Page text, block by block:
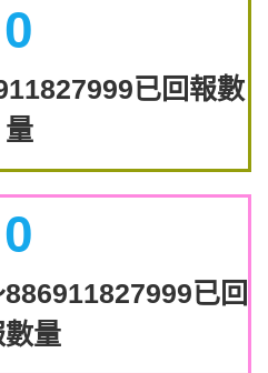
0
已回報數
量
0
已回
數量